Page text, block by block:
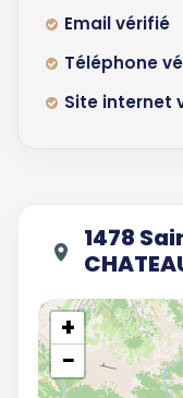
Email vérifié
Téléphone
Site internet
1478
+
−